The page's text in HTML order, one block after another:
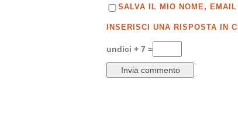
SALVA IL MIO NOME,
INSERISCI UNA RISPOSTA IN
undici + 7 =